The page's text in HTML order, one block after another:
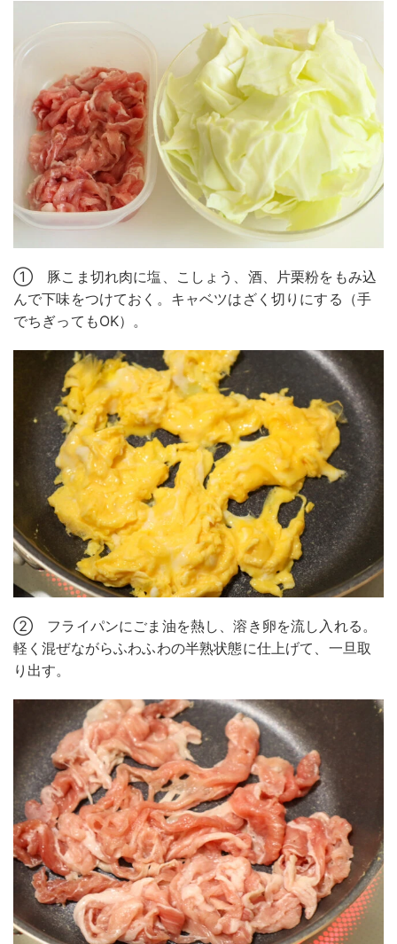
① 豚こま切れ肉に塩、こしょう、酒、片栗粉をもみ込
んで下味をつけておく。キャベツはざく切りにする（手
でちぎってもOK）。
② フライパンにごま油を熱し、溶き卵を流し入れる。
軽く混ぜながらふわふわの半熟状態に仕上げて、一旦取
り出す。